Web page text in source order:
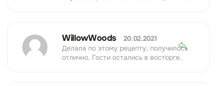
WillowWoods
20.02.2021
Делала по этому рецепту, получилось
отлично. Гости остались в восторге.